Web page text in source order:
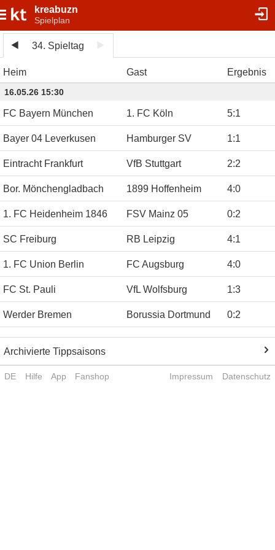
kreabuzn
Spielplan
34. Spieltag
Heim Gast Ergebnis
16.05.26 15:30
FC Bayern München 1. FC Köln 5:1
Bayer 04 Leverkusen Hamburger SV 1:1
Eintracht Frankfurt VfB Stuttgart 2:2
Bor. Mönchengladbach 1899 Hoffenheim 4:0
1. FC Heidenheim 1846 FSV Mainz 05 0:2
SC Freiburg RB Leipzig 4:1
1. FC Union Berlin FC Augsburg 4:0
FC St. Pauli VfL Wolfsburg 1:3
Werder Bremen Borussia Dortmund 0:2
Archivierte Tippsaisons
DE Hilfe App Fanshop Impressum Datenschutz